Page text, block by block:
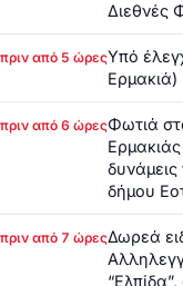
Διεθνές
πριν από 5 ώρεςΥπό
Ερμακιά)
πριν από 6 ώρεςΦωτιά
Ερμακιάς
δήμου
πριν από 7 ώρεςΔωρεά